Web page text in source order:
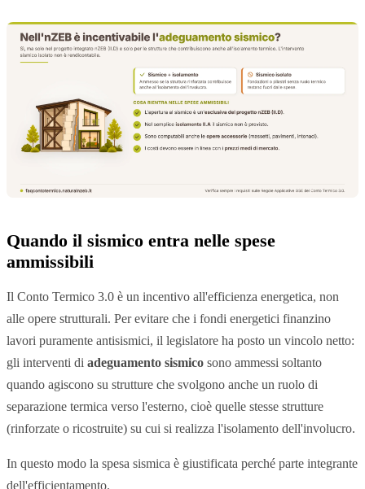
Quando il sismico entra nelle spese
ammissibili
Il Conto Termico 3.0 è un incentivo all'efficienza energetica, non
alle opere strutturali. Per evitare che i fondi energetici finanzino
lavori puramente antisismici, il legislatore ha posto un vincolo netto:
gli interventi di adeguamento sismico sono ammessi soltanto
quando agiscono su strutture che svolgono anche un ruolo di
separazione termica verso l'esterno, cioè quelle stesse strutture
(rinforzate o ricostruite) su cui si realizza l'isolamento dell'involucro.
In questo modo la spesa sismica è giustificata perché parte integrante
dell'efficientamento.